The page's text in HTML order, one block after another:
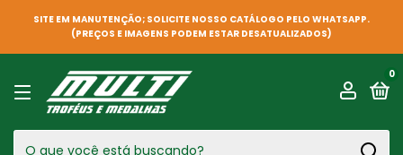
SITE EM MANUTENÇÃO; SOLICITE NOSSO CATÁLOGO PELO WHATSAPP.
(PREÇOS E IMAGENS PODEM ESTAR DESATUALIZADOS)
0